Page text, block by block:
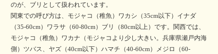
のが、ブリとして扱われています。
関東での呼び方は、モジャコ（稚魚）ワカシ（35cm以下）イナダ
（35-60cm）ワラサ（60-80cm）ブリ（80cm以上）です。関西では、
モジャコ（稚魚）ワカナ（モジャコより少し大きい。兵庫県瀬戸内海
側）ツバス、ヤズ（40cm以下）ハマチ（40-60cm）メジロ（60-